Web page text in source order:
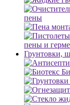
пены
пены и
Грунтовки,